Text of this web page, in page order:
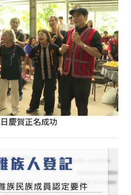
慶賀正名成功